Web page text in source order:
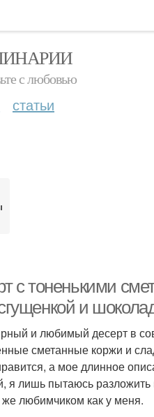
с любовью
статьи
с тоненькими
и
и любимый десерт в
сметанные коржи и
а мое длинное
я лишь пытаюсь
любимчиком как у меня.